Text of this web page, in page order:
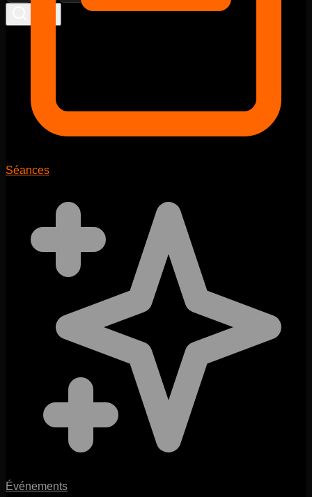
Séances
Événements